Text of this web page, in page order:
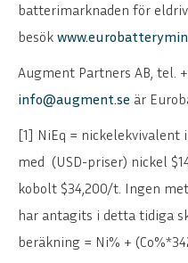
batterimarknaden för
besök
Augment Partners AB, tel.
info@augment.se är
[1] NiEq = nickelekvivalent
med (USD-priser) nickel
kobolt $34,200/t. Ingen
har antagits i detta tidiga
beräkning = Ni% +